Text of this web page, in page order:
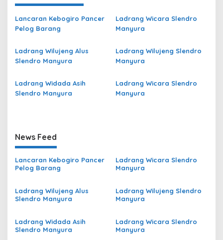
Lancaran Kebogiro Pancer
Pelog Barang
Ladrang Wicara Slendro
Manyura
Ladrang Wilujeng Alus
Slendro Manyura
Ladrang Wilujeng Slendro
Manyura
Ladrang Widada Asih
Slendro Manyura
Ladrang Wicara Slendro
Manyura
News Feed
Lancaran Kebogiro Pancer
Pelog Barang
Ladrang Wicara Slendro
Manyura
Ladrang Wilujeng Alus
Slendro Manyura
Ladrang Wilujeng Slendro
Manyura
Ladrang Widada Asih
Slendro Manyura
Ladrang Wicara Slendro
Manyura